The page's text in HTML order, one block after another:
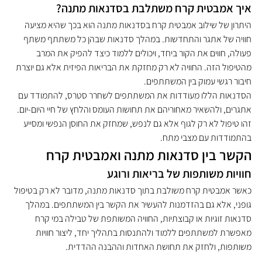
איך אמבטית קרח משתלבת בסדנאות מתנה?
היתרון של שילוב אמבטית קרח בסדנאות מתנה הוא בכך שהיא מציעה
חוויה של אתגר והתחדשות. במהלך סדנאות שבהן כל משתתף משתף
פעולה, חווים את הקור ביחד, ויכולים ללמוד כיצד להפיק את המרב
מהטיפול הזה. החוויה לא רק מחזקת את הבריאות הפיזית אלא גם יוצרת
חיבור רגשי עמוק בין המשתתפים.
הסדנאות הללו מעודדות את המשתתפים לשחרר סטרס, להתמודד עם
אתגרים, ולהשאיר מאחוריהם את תחושות העומס והלחץ של חיי היום-יום.
זהו טיפול לא רק לגוף אלא גם לנפש, שמחזק את החוסן הנפשי ומסייע
בהתמודדות עם מצבי מתח.
הקשר בין סדנאות מתנה ואמבטית קרח
חוויות משותפות של בריאות ורוגע
כאשר אמבטית קרח משולבת בתוך סדנאות מתנה, מדובר לא רק בטיפול
גופני, אלא גם בהזדמנות להעשיר את הקשר בין המשתתפים. במהלך
סדנאות זוגיות או קבוצתיות, החוויה המשותפת של טבילה במי קרח
מאפשרת למשתתפים ללמוד ולהתנסות בתהליך יחד, ליצור חוויות
משותפות, ולחזק את תחושת האחדות וההבנה ההדדית.